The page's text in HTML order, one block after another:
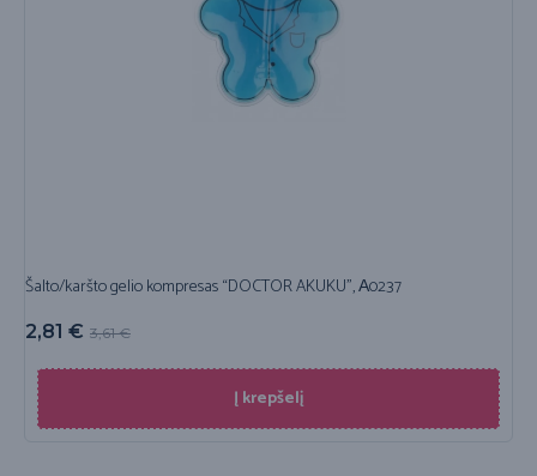
Šalto/karšto gelio kompresas “DOCTOR AKUKU”, А0237
3,61€
2,81 €
Į krepšelį